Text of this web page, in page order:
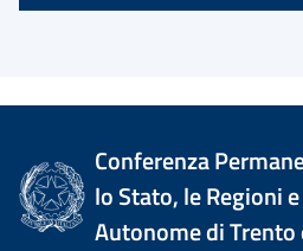
Conferenza
lo Stato, le Regioni
Autonome di Trento